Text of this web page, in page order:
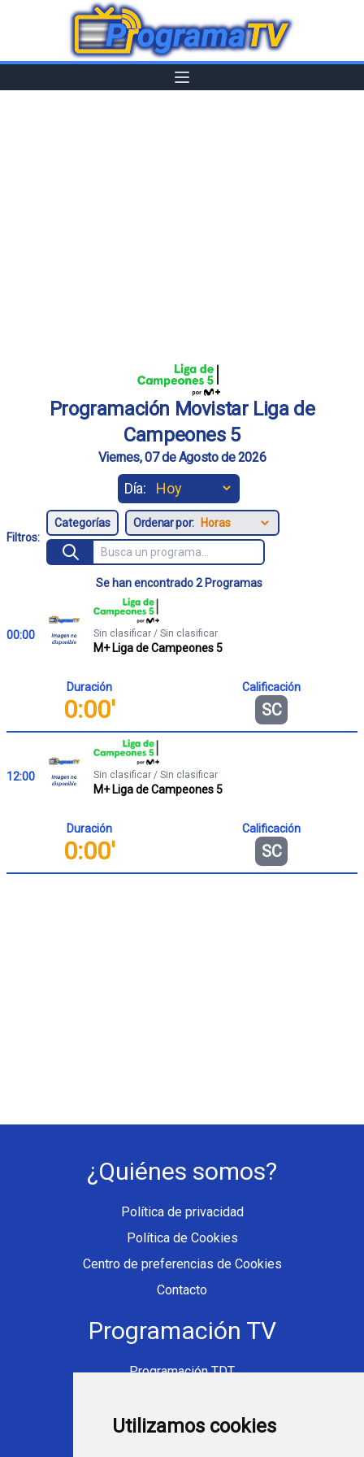
Utilizamos cookies
Programación Movistar Liga de
Campeones 5
Viernes, 07 de Agosto de 2026
Día:
Filtros:
Ordenar por:
Se han encontrado 2 Programas
00:00 Sin clasificar / Sin clasificar
M+ Liga de Campeones 5
Duración
0:00'
Calificación
SC
12:00 Sin clasificar / Sin clasificar
M+ Liga de Campeones 5
Duración
0:00'
Calificación
SC
¿Quiénes somos?
Política de privacidad
Política de Cookies
Centro de preferencias de Cookies
Contacto
Programación TV
Programación TDT
Ver TV Online